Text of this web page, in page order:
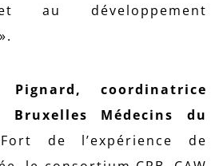
au développement
Pignard, coordinatrice
Bruxelles Médecins du
de l’expérience de